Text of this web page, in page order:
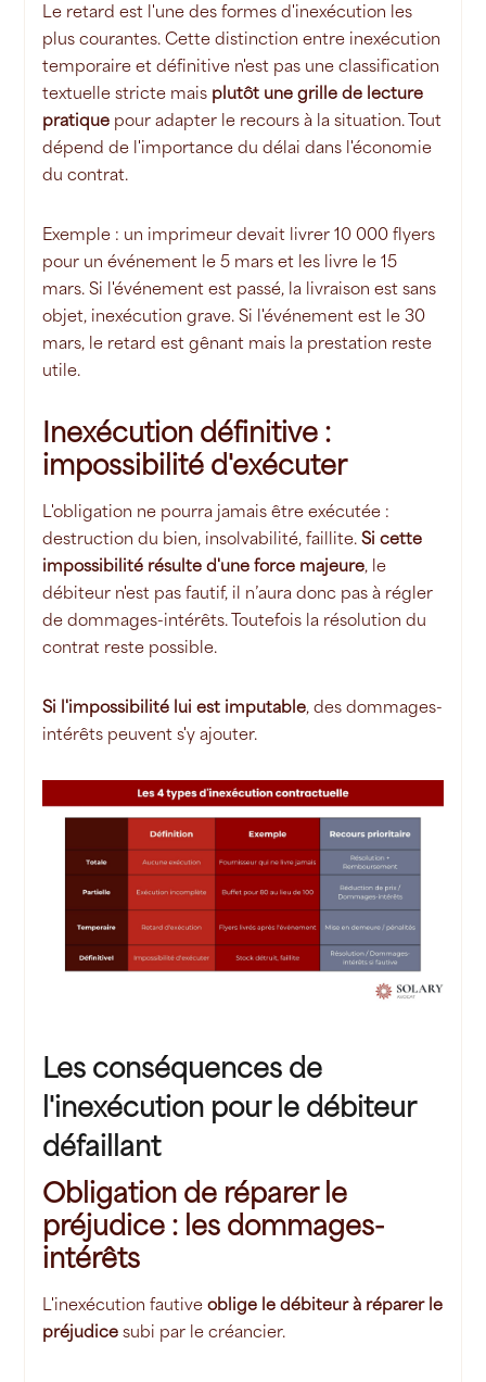
Le retard est l'une des formes d'inexécution les
plus courantes. Cette distinction entre inexécution
temporaire et définitive n'est pas une classification
textuelle stricte mais plutôt une grille de lecture
pratique pour adapter le recours à la situation. Tout
dépend de l'importance du délai dans l'économie
du contrat.
Exemple : un imprimeur devait livrer 10 000 flyers
pour un événement le 5 mars et les livre le 15
mars. Si l'événement est passé, la livraison est sans
objet, inexécution grave. Si l'événement est le 30
mars, le retard est gênant mais la prestation reste
utile.
Inexécution définitive :
impossibilité d'exécuter
L'obligation ne pourra jamais être exécutée :
destruction du bien, insolvabilité, faillite.Si cette
impossibilité résulte d'une force majeure, le
débiteur n'est pas fautif, il n’aura donc pas à régler
de dommages-intérêts. Toutefois la résolution du
contrat reste possible.
Si l'impossibilité lui est imputable, des dommages-
intérêts peuvent s'y ajouter.
Les conséquences de
l'inexécution pour le débiteur
défaillant
Obligation de réparer le
préjudice : les dommages-
intérêts
L'inexécution fautiveoblige le débiteur à réparer le
préjudice subi par le créancier.